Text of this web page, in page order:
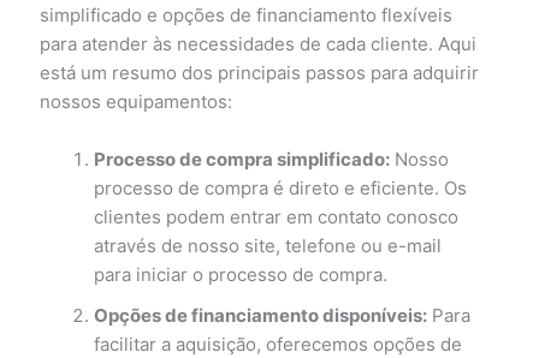
simplificado e opções de financiamento flexíveis
para atender às necessidades de cada cliente. Aqui
está um resumo dos principais passos para adquirir
nossos equipamentos:
Processo de compra simplificado: Nosso
processo de compra é direto e eficiente. Os
clientes podem entrar em contato conosco
através de nosso site, telefone ou e-mail
para iniciar o processo de compra.
Opções de financiamento disponíveis: Para
facilitar a aquisição, oferecemos opções de